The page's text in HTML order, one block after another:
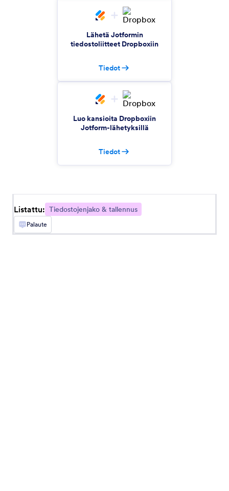
Lähetä Jotformin
tiedostoliitteet Dropboxiin
Tiedot
Luo kansioita Dropboxiin
Jotform-lähetyksillä
Tiedot
Listattu: Tiedostojenjako & tallennus
Palaute
tiedostonhallintatunnukselle
Cloudinary
efficient resource management
Zoho WorkDrive
WorkDrive
Raporttien siirto pilveen
Luo Excel-raportteja ja synkronoi ne Dropboxiin